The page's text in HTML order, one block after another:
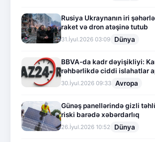
Rusiya Ukraynanın iri
raket və dron atəşinə tutub
31.İyul.2026 03:09 Dünya
BBVA-da kadr dəyişikliyi:
rəhbərlikdə ciddi islahatlar
30.İyul.2026 09:33 Avropa
Günəş panellərində gizli
riski barədə xəbərdarlıq
26.İyul.2026 10:52 Dünya